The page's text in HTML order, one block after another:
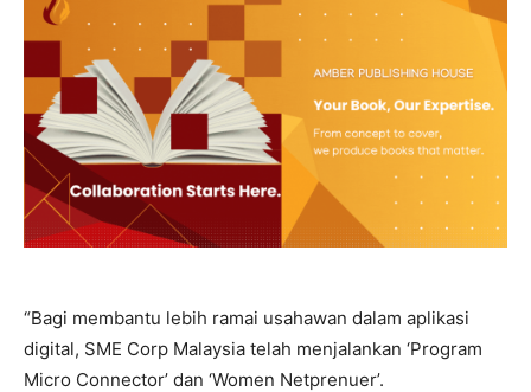
“Bagi membantu lebih ramai usahawan dalam aplikasi
digital, SME Corp Malaysia telah menjalankan ‘Program
Micro Connector’ dan ‘Women Netprenuer’.